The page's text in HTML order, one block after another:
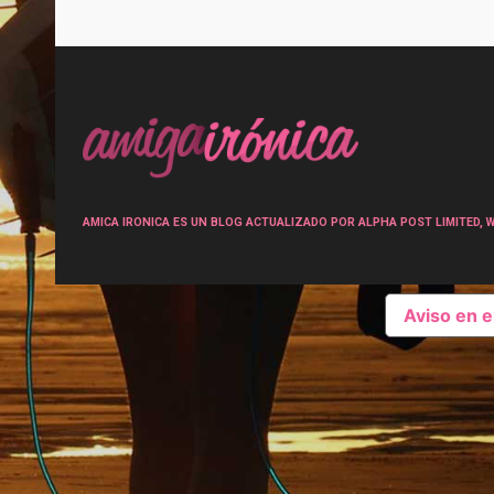
AMICA IRONICA ES UN BLOG ACTUALIZADO POR ALPHA POST
Aviso en